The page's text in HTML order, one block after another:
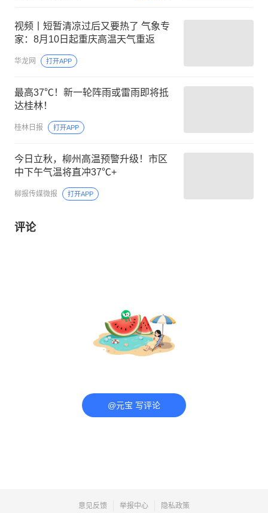
视频丨短暂清凉过后又要热了 气象专
家：8月10日起重庆高温天气重返
华龙网 打开APP
最高37℃！新一轮阵雨或雷雨即将抵
达桂林！
桂林日报 打开APP
今日立秋，柳州高温预警升级！市区
中下午气温将直冲37℃+
柳报传媒微报 打开APP
评论
@元宝 写评论
意见反馈 举报中心 隐私政策